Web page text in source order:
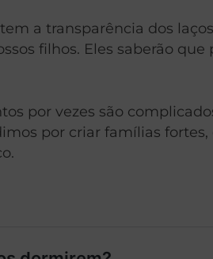
a transparência dos
filhos. Eles saberão
por vezes são
por criar famílias